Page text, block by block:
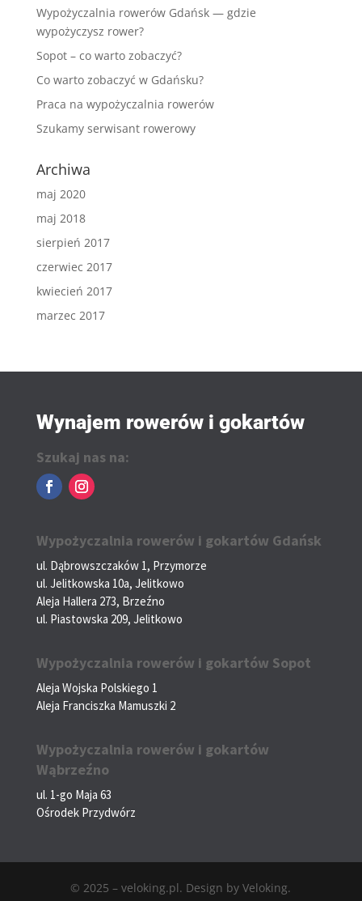
Wypożyczalnia rowerów Gdańsk — gdzie
wypożyczysz rower?
Sopot – co warto zobaczyć?
Co warto zobaczyć w Gdańsku?
Praca na wypożyczalnia rowerów
Szukamy serwisant rowerowy
Archiwa
maj 2020
maj 2018
sierpień 2017
czerwiec 2017
kwiecień 2017
marzec 2017
Wynajem rowerów i gokartów
Szukaj nas na:
Wypożyczalnia rowerów i gokartów Gdańsk
ul. Dąbrowszczaków 1, Przymorze
ul. Jelitkowska 10a, Jelitkowo
Aleja Hallera 273, Brzeźno
ul. Piastowska 209, Jelitkowo
Wypożyczalnia rowerów i gokartów Sopot
Aleja Wojska Polskiego 1
Aleja Franciszka Mamuszki 2
Wypożyczalnia rowerów i gokartów
Wąbrzeźno
ul. 1-go Maja 63
Ośrodek Przydwórz
© 2025 – veloking.pl. Design by Veloking.